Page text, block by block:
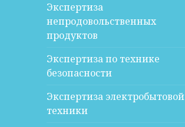
Экспертиза
непродовольственных
продуктов
Экспертиза по технике
безопасности
Экспертиза электробытовой
техники